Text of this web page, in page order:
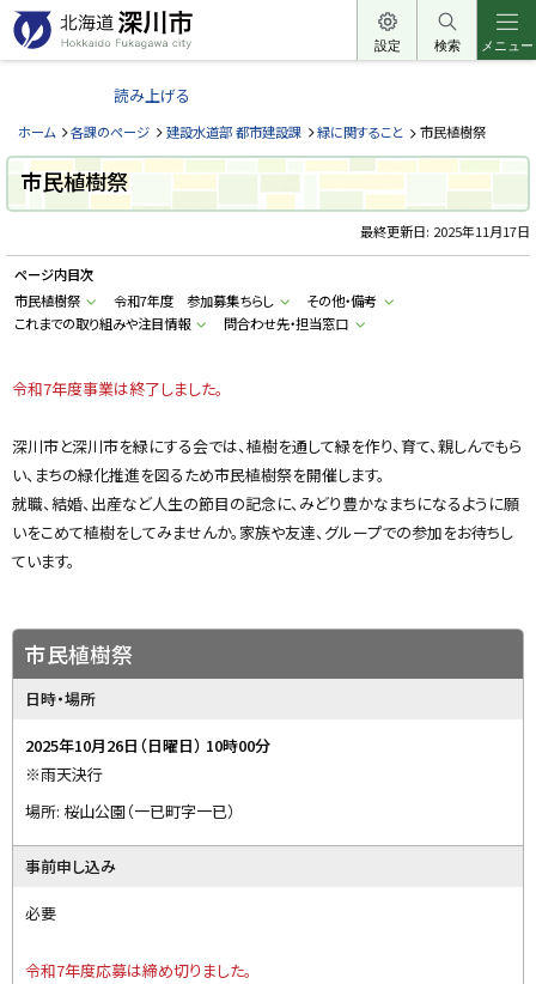
本
文
へ
ュ
へ
北
道
深
川
市
k
a
d
u
a
w
a
c
i
t
設定 検索 メニュー
読み上げる
ホーム 各課のページ 建設水道部 都市建設課 緑に関すること 市民植樹祭
市民植樹祭
最終更新日: 2025年11月17日
ページ内目次
市民植樹祭
令和7年度 参加募集ちらし
その他・備考
これまでの取り組みや注目情報
問合わせ先・担当窓口
令和7年度事業は終了しました。
深川市と深川市を緑にする会では、植樹を通して緑を作り、育て、親しんでもら
い、まちの緑化推進を図るため市民植樹祭を開催します。
就職、結婚、出産など人生の節目の記念に、みどり豊かなまちになるように願
いをこめて植樹をしてみませんか。家族や友達、グループでの参加をお待ちし
ています。
市民植樹祭
日時・場所
2025年10月26日（日曜日） 10時00分
※雨天決行
場所: 桜山公園（一已町字一已）
事前申し込み
必要
令和7年度応募は締め切りました。